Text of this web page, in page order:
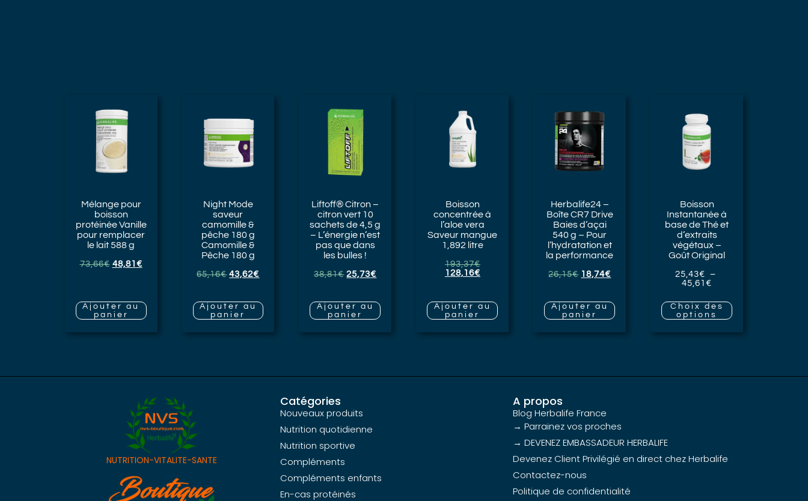
Mélange pour
boisson
protéinée Vanille
pour remplacer
le lait 588 g
73,66€ 48,81 €
Ajouter au
panier
Night Mode
saveur
camomille &
pêche180 g
Camomille &
Pêche 180 g
65,16€ 43,62€
Ajouter au
panier
Liftoff® Citron–
citron vert 10
sachets de 4,5 g
– L’énergie n’est
pas que dans
les bulles !
38,81€ 25,73€
Ajouter au
panier
Boisson
concentrée à
l’aloe vera
Saveur mangue
1,892 litre
193,37€
128,16€
Ajouter au
panier
Herbalife24 –
Boîte CR7 Drive
Baies d’açai
540 g – Pour
l’hydratation et
la performance
26,15€ 18,74€
Ajouter au
panier
Boisson
Instantanée à
base de Thé et
d’extraits
végétaux–
Goût Original
25,43€ –
45,61€
Choix des
options
NUTRITION-VITALITE-SANTE
Catégories
Nouveaux produits
Nutrition quotidienne
Nutrition sportive
Compléments
Compléments enfants
En-cas protéinés
A propos
Blog Herbalife France
→ Parrainez vos proches
→ DEVENEZ EMBASSADEUR HERBALIFE
Devenez Client Privilégié en direct chez Herbalife
Contactez-nous
Politique de confidentialité